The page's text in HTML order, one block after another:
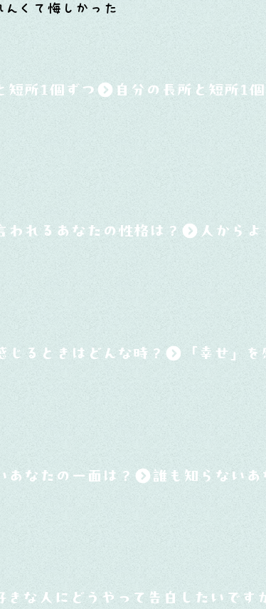
くて悔しかった
短所1個ずつ
われるあなたの性格は？
じるときはどんな時？
あなたの一面は？
きな人にどうやって告白したいです